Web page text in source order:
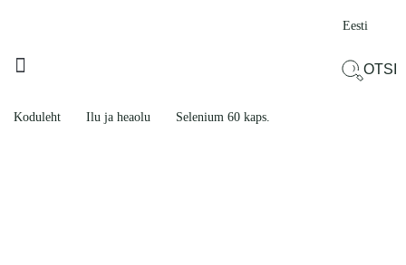
Eesti
OTSI
Koduleht Ilu ja heaolu Selenium 60 kaps.